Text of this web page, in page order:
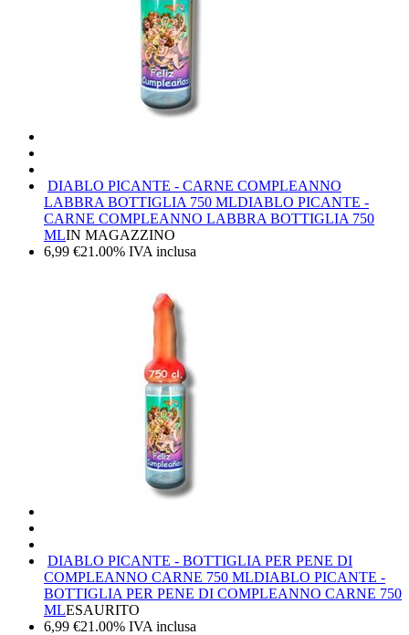
DIABLO PICANTE - CARNE COMPLEANNO
LABBRA BOTTIGLIA 750 MLDIABLO PICANTE -
CARNE COMPLEANNO LABBRA BOTTIGLIA 750
MLIN MAGAZZINO
6,99 €21.00% IVA inclusa
DIABLO PICANTE - BOTTIGLIA PER PENE DI
COMPLEANNO CARNE 750 MLDIABLO PICANTE -
BOTTIGLIA PER PENE DI COMPLEANNO CARNE 750
MLESAURITO
6,99 €21.00% IVA inclusa